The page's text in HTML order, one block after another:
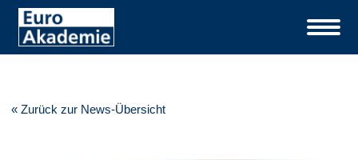
« Zurück zur News-Übersicht